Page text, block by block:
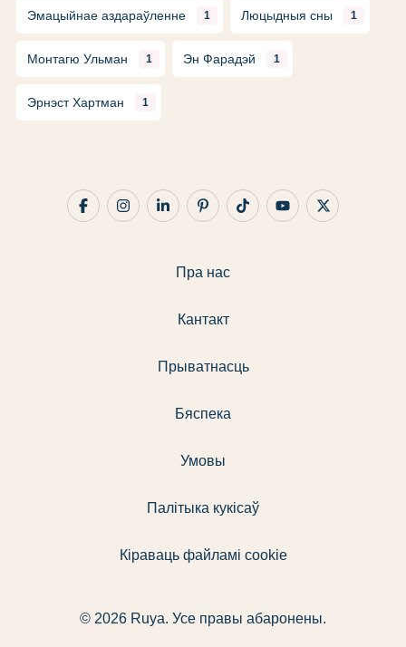
Эмацыйнае аздараўленне 1 Люцыдныя сны 1
Монтагю Ульман 1 Эн Фарадэй 1
Эрнэст Хартман 1
Пра нас
Кантакт
Прыватнасць
Бяспека
Умовы
Палітыка кукісаў
Кіраваць файламі cookie
© 2026 Ruya. Усе правы абаронены.